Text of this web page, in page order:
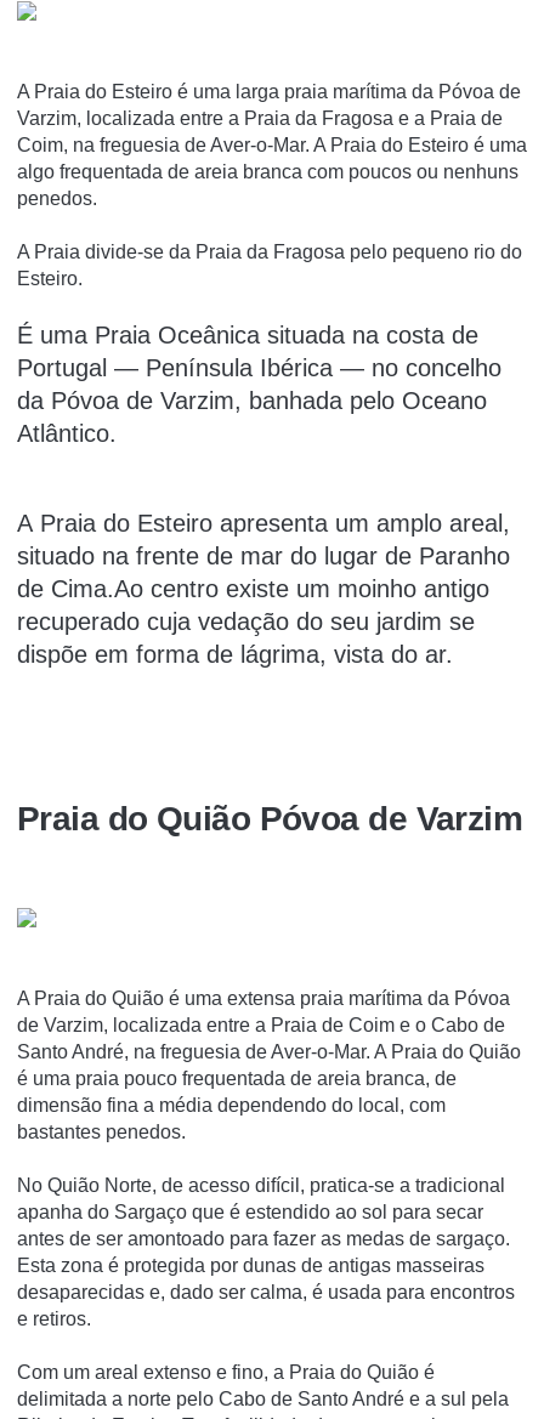
A Praia do Esteiro é uma larga praia marí­tima da Póvoa de
Varzim, localizada entre a Praia da Fragosa e a Praia de
Coim, na freguesia de Aver-o-Mar. A Praia do Esteiro é uma
algo frequentada de areia branca com poucos ou nenhuns
penedos.
A Praia divide-se da Praia da Fragosa pelo pequeno rio do
Esteiro.
É uma Praia Oceânica situada na costa de
Portugal — Península Ibérica — no concelho
da Póvoa de Varzim, banhada pelo Oceano
Atlântico.
A Praia do Esteiro apresenta um amplo areal,
situado na frente de mar do lugar de Paranho
de Cima.Ao centro existe um moinho antigo
recuperado cuja vedação do seu jardim se
dispõe em forma de lágrima, vista do ar.
Praia do Quião Póvoa de Varzim
A Praia do Quião é uma extensa praia marí­tima da Póvoa
de Varzim, localizada entre a Praia de Coim e o Cabo de
Santo André, na freguesia de Aver-o-Mar. A Praia do Quião
é uma praia pouco frequentada de areia branca, de
dimensão fina a média dependendo do local, com
bastantes penedos.
No Quião Norte, de acesso difí­cil, pratica-se a tradicional
apanha do Sargaço que é estendido ao sol para secar
antes de ser amontoado para fazer as medas de sargaço.
Esta zona é protegida por dunas de antigas masseiras
desaparecidas e, dado ser calma, é usada para encontros
e retiros.
Com um areal extenso e fino, a Praia do Quião é
delimitada a norte pelo Cabo de Santo André e a sul pela